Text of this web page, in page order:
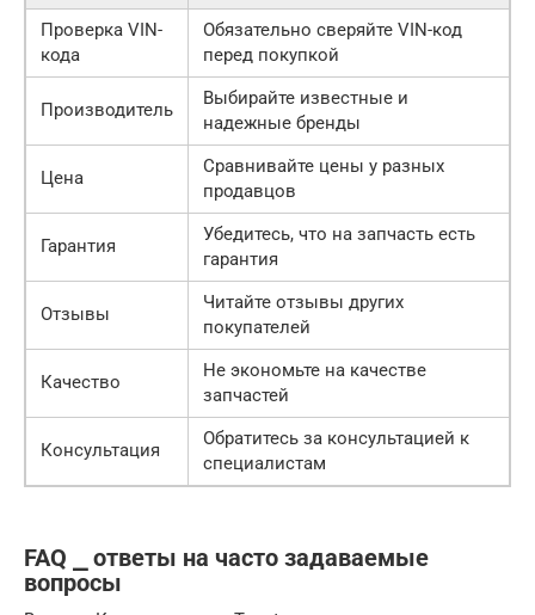
Проверка VIN-
кода
Обязательно сверяйте VIN-код
перед покупкой
Производитель
Выбирайте известные и
надежные бренды
Цена
Сравнивайте цены у разных
продавцов
Гарантия
Убедитесь, что на запчасть есть
гарантия
Отзывы
Читайте отзывы других
покупателей
Качество
Не экономьте на качестве
запчастей
Консультация
Обратитесь за консультацией к
специалистам
FAQ ⎯ ответы на часто задаваемые
вопросы